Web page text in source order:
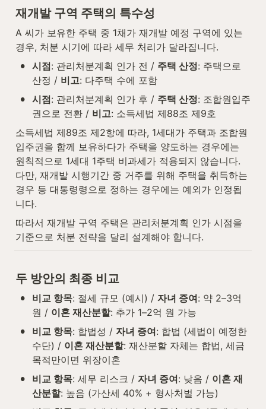
재개발 구역 주택의 특수성
A 씨가 보유한 주택 중 1채가 재개발 예정 구역에 있는
경우, 처분 시기에 따라 세무 처리가 달라집니다.
• 시점: 관리처분계획 인가 전 / 주택 산정: 주택으로
산정 / 비고: 다주택 수에 포함
• 시점: 관리처분계획 인가 후 / 주택 산정: 조합원입주
권으로 전환 / 비고: 소득세법 제88조 제9호
소득세법 제89조 제2항에 따라, 1세대가 주택과 조합원
입주권을 함께 보유하다가 주택을 양도하는 경우에는
원칙적으로 1세대 1주택 비과세가 적용되지 않습니다.
다만, 재개발 시행기간 중 거주를 위해 주택을 취득하는
경우 등 대통령령으로 정하는 경우에는 예외가 인정됩
니다.
따라서 재개발 구역 주택은 관리처분계획 인가 시점을
기준으로 처분 전략을 달리 설계해야 합니다.
두 방안의 최종 비교
• 비교 항목: 절세 규모 (예시) / 자녀 증여: 약 2–3억
원 / 이혼 재산분할: 추가 1–2억 원 가능
• 비교 항목: 합법성 / 자녀 증여: 합법 (세법이 예정한
수단) / 이혼 재산분할: 재산분할 자체는 합법, 세금
목적만이면 위장이혼
• 비교 항목: 세무 리스크 / 자녀 증여: 낮음 / 이혼 재
산분할: 높음 (가산세 40% + 형사처벌 가능)